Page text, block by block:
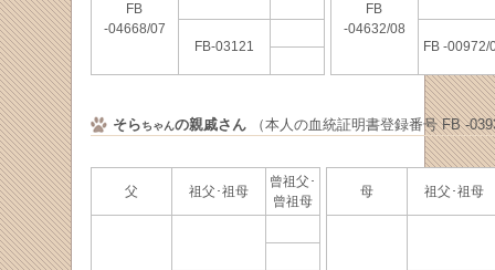
FB
-04668/07
FB-03121
FB
-04632/08
FB -00972/
そらちゃんの親戚さん（本人の血統証明書登録番号 FB -
父 祖父･祖母
曾祖父･
曾祖母
母 祖父･祖